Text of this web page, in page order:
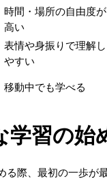
時間・場所の自由度が
高い
表情や身振りで理解し
やすい
移動中でも学べる
学習の始
る際、最初の一歩が